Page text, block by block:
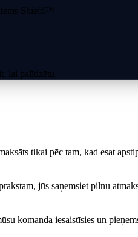
Shield™
lai palīdzētu
tikai pēc tam, kad esat
jūs saņemsiet pilnu
komanda iesaistīsies un